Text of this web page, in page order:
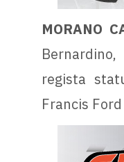
MORANO
regista
Francis